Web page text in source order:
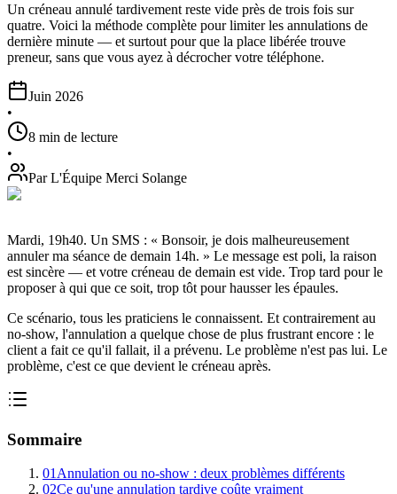
Un créneau annulé tardivement reste vide près de trois fois sur
quatre. Voici la méthode complète pour limiter les annulations de
dernière minute — et surtout pour que la place libérée trouve
preneur, sans que vous ayez à décrocher votre téléphone.
Juin 2026
•
8 min de lecture
•
Par L'Équipe Merci Solange
Mardi, 19h40. Un SMS : « Bonsoir, je dois malheureusement
annuler ma séance de demain 14h. » Le message est poli, la raison
est sincère — et votre créneau de demain est vide. Trop tard pour le
proposer à qui que ce soit, trop tôt pour hausser les épaules.
Ce scénario, tous les praticiens le connaissent. Et contrairement au
no-show, l'annulation a quelque chose de plus frustrant encore : le
client a fait ce qu'il fallait, il a prévenu. Le problème n'est pas lui. Le
problème, c'est ce que devient le créneau après.
Sommaire
01 Annulation ou no-show : deux problèmes différents
02Ce qu'une annulation tardive coûte vraiment